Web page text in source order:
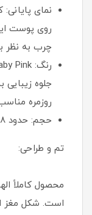
نمای
روی پوست
چرب به نظر
جلوه زیبایی
روزمره
حجم: حدود ۵٫۸ گرم.
تم و طراحی: